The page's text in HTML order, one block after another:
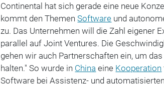
Continental hat sich gerade eine neue
kommt den ThemenSoftware und
zu. Das Unternehmen will die Zahl eigener
parallel auf Joint Ventures. Die
gehen wir auch Partnerschaften ein, um
halten." So wurde in China eine Kooperation
Software bei Assistenz- und